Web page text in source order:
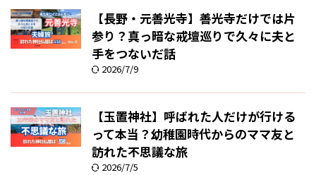
【長野・元善光寺】善光寺だけでは片
参り？真っ暗な戒壇巡りで久々に夫と
手をつないだ話
2026/7/9
【玉置神社】呼ばれた人だけが行ける
って本当？幼稚園時代からのママ友と
訪れた不思議な旅
2026/7/5